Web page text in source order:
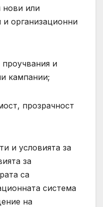
нови или
и организационни
проучвания и
кампании;
прозрачност
и условията за
за
са
система
на